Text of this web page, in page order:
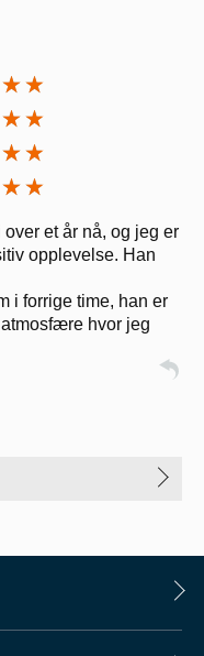
et år nå, og jeg er
opplevelse. Han
i forrige time, han er
hvor jeg